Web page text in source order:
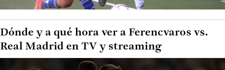
Dónde y a qué hora ver a Ferencvaros vs.
Real Madrid en TV y streaming